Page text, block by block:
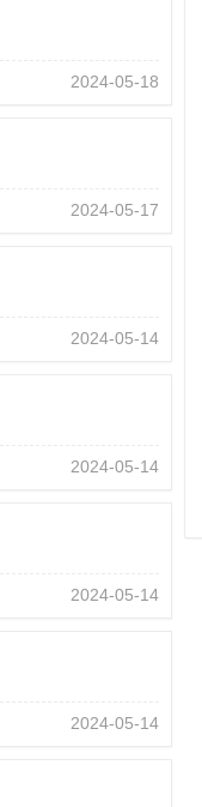
2024-05-18
2024-05-17
2024-05-14
2024-05-14
2024-05-14
2024-05-14